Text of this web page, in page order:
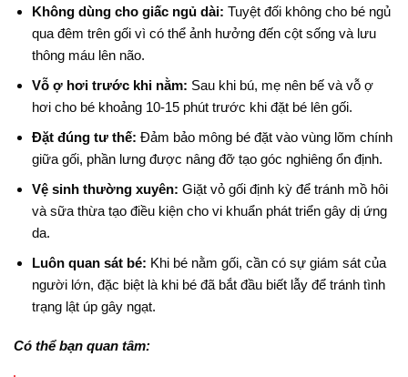
Không dùng cho giấc ngủ dài: Tuyệt đối không cho bé ngủ
qua đêm trên gối vì có thể ảnh hưởng đến cột sống và lưu
thông máu lên não.
Vỗ ợ hơi trước khi nằm: Sau khi bú, mẹ nên bế và vỗ ợ
hơi cho bé khoảng 10-15 phút trước khi đặt bé lên gối.
Đặt đúng tư thế: Đảm bảo mông bé đặt vào vùng lõm chính
giữa gối, phần lưng được nâng đỡ tạo góc nghiêng ổn định.
Vệ sinh thường xuyên: Giặt vỏ gối định kỳ để tránh mồ hôi
và sữa thừa tạo điều kiện cho vi khuẩn phát triển gây dị ứng
da.
Luôn quan sát bé: Khi bé nằm gối, cần có sự giám sát của
người lớn, đặc biệt là khi bé đã bắt đầu biết lẫy để tránh tình
trạng lật úp gây ngạt.
Có thể bạn quan tâm: